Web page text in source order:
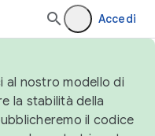
Accedi
al nostro modello di
la stabilità della
il codice